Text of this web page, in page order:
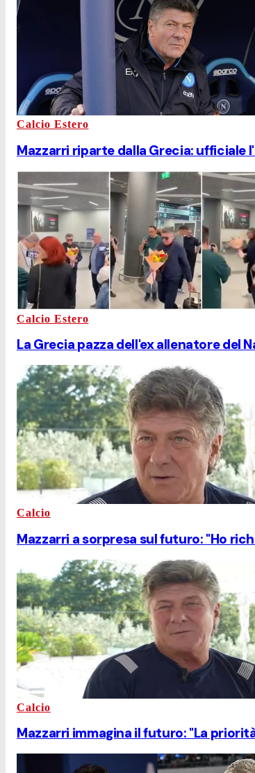
Calcio Estero
Mazzarri riparte dalla Grecia: ufficiale
Calcio Estero
La Grecia pazza dell'ex allenatore del
Calcio
Mazzarri a sorpresa sul futuro: "Ho
Calcio
Mazzarri immagina il futuro: "La